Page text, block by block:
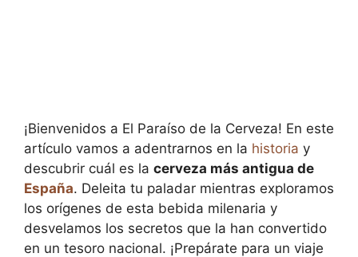
¡Bienvenidos a El Paraíso de la Cerveza! En este
artículo vamos a adentrarnos en la historia y
descubrir cuál es la cerveza más antigua de
España. Deleita tu paladar mientras exploramos
los orígenes de esta bebida milenaria y
desvelamos los secretos que la han convertido
en un tesoro nacional. ¡Prepárate para un viaje